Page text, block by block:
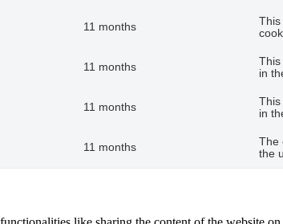
11 months
This
11 months
This
in
11 months
This
in
11 months
The
the